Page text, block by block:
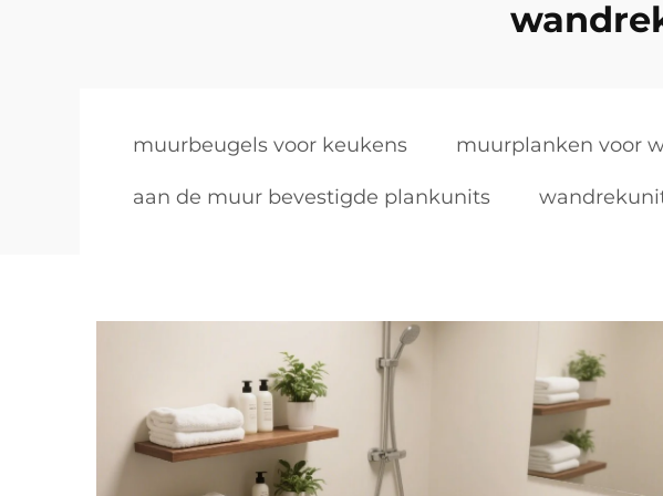
muurbeugels voor keukens muurplanken voor
aan de muur bevestigde plankunits